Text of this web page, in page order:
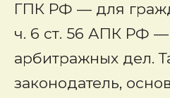
ГПК РФ — для
ч. 6 ст. 56 АПК РФ
арбитражных дел.
законодатель,